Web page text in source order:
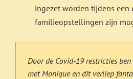
ingezet worden tijdens
familieopstellingen zijn
Door de Covid-19 restricties
met Monique en dit verliep